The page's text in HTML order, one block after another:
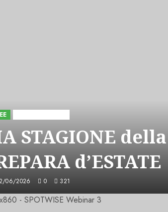
STAGIONE della
d’ESTATE
06/2026 0 321